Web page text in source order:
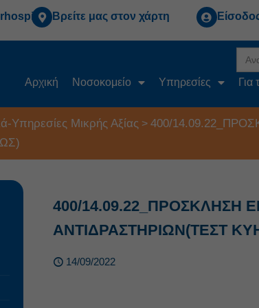
Βρείτε μας στον χάρτη
for:
Αρχική Νοσοκομείο Υπηρεσίες Για
Υπηρεσίες Μικρής Αξίας > 400/
400/
ΑΝΤΙΔΡΑΣΤΗΡΙΩΝ(ΤΕΣΤ
14/09/2022